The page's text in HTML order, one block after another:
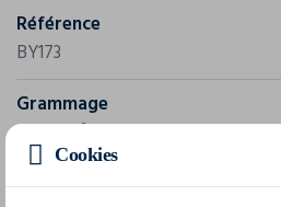
Référence
BY173
Grammage
300 g/m²
Composition
Cookies